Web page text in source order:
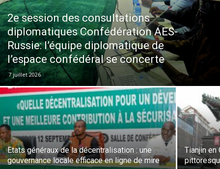
2e session des consultations
diplomatiques Confédération AES-
Russie: l’équipe diplomatique de
l’espace confédéral se concerte
7 juillet 2026
Etats généraux de la décentralisation : une
gouvernance locale efficace en ligne de mire
Tianjin en